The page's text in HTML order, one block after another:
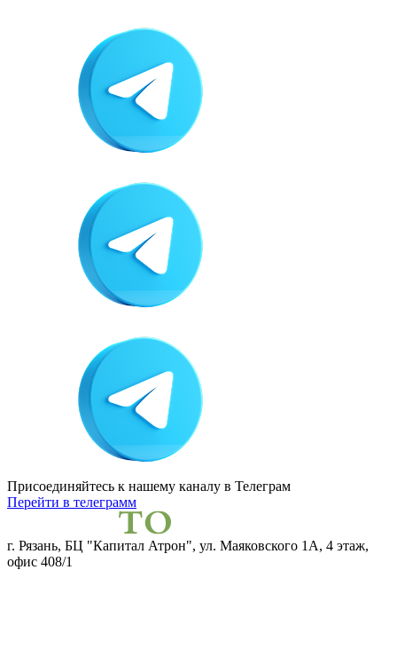
Присоединяйтесь к нашему каналу в Телеграм
Перейти в телеграмм
г. Рязань, БЦ "Капитал Атрон", ул. Маяковского 1А, 4 этаж,
офис 408/1